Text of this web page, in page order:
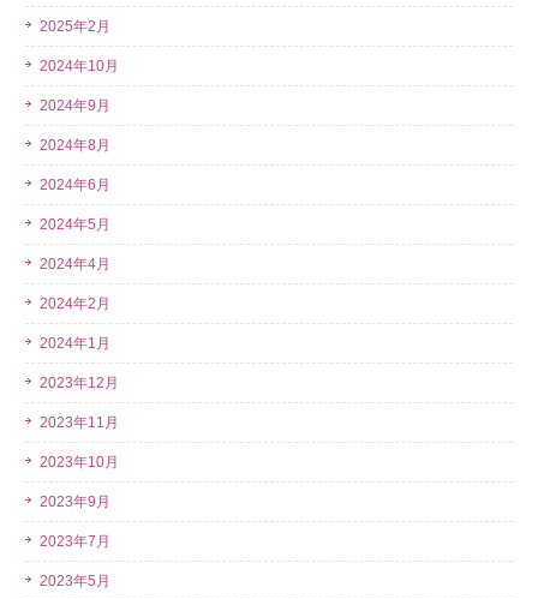
2025年2月
2024年10月
2024年9月
2024年8月
2024年6月
2024年5月
2024年4月
2024年2月
2024年1月
2023年12月
2023年11月
2023年10月
2023年9月
2023年7月
2023年5月